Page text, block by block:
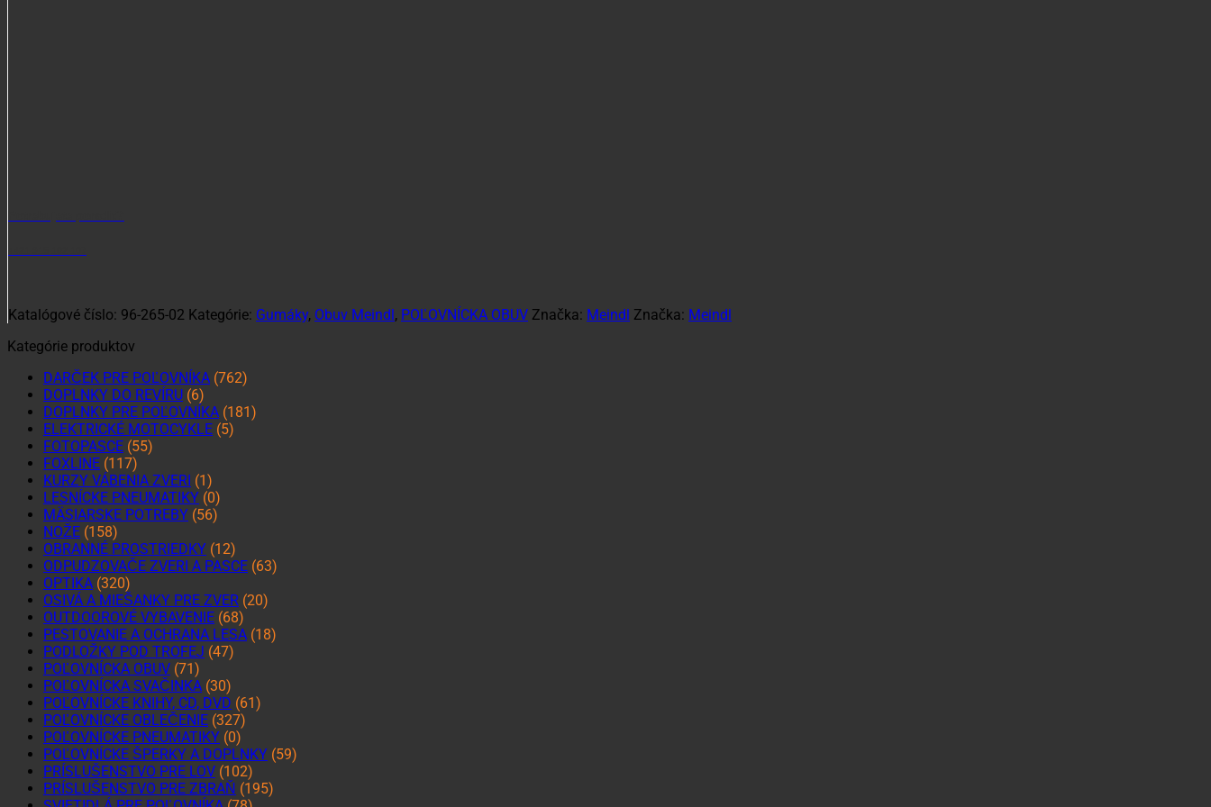
Katalógové číslo: 96-265-02 Kategórie: Gumáky, Obuv Meindl, POĽOVNÍCKA OBUV Značka: Meindl Značka: Meindl
Kategórie produktov
DARČEK PRE POĽOVNÍKA (762)
DOPLNKY DO REVÍRU (6)
DOPLNKY PRE POĽOVNÍKA (181)
ELEKTRICKÉ MOTOCYKLE (5)
FOTOPASCE (55)
FOXLINE (117)
KURZY VÁBENIA ZVERI (1)
LESNÍCKE PNEUMATIKY (0)
MÄSIARSKE POTREBY (56)
NOŽE (158)
OBRANNÉ PROSTRIEDKY (12)
ODPUDZOVAČE ZVERI A PASCE (63)
OPTIKA (320)
OSIVÁ A MIEŠANKY PRE ZVER (20)
OUTDOOROVÉ VYBAVENIE (68)
PESTOVANIE A OCHRANA LESA (18)
PODLOŽKY POD TROFEJ (47)
POĽOVNÍCKA OBUV (71)
POĽOVNÍCKA SVAČINKA (30)
POĽOVNÍCKE KNIHY, CD, DVD (61)
POĽOVNÍCKE OBLEČENIE (327)
POĽOVNÍCKE PNEUMATIKY (0)
POĽOVNÍCKE ŠPERKY A DOPLNKY (59)
PRÍSLUŠENSTVO PRE LOV (102)
PRÍSLUŠENSTVO PRE ZBRAŇ (195)